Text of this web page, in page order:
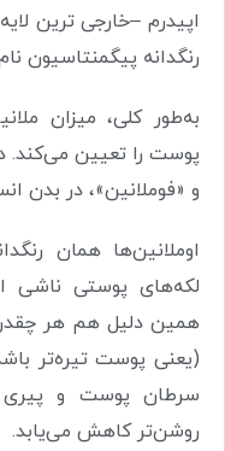
اپیدرم –خارجی ترین
رنگدانه پیگمنتاسیون
به‌طور کلی، میزان
پوست را تعیین می‌کند.
و «فوملانین»، در بدن
اوملانین‌ها همان
لکه‌های پوستی ناشی
همین دلیل هم هر چقدر
(یعنی پوست تیره‌تر
سرطان پوست و
روشن‌تر کاهش می‌یابد.